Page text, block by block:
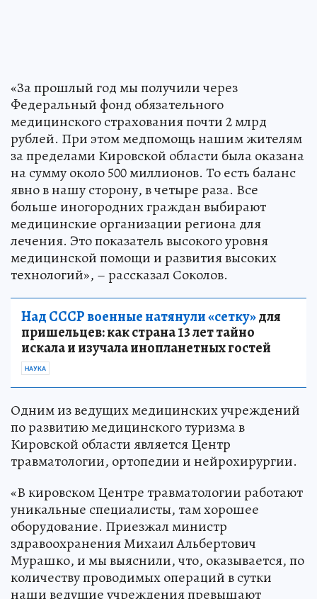
«За прошлый год мы получили через
Федеральный фонд обязательного
медицинского страхования почти 2 млрд
рублей. При этом медпомощь нашим жителям
за пределами Кировской области была оказана
на сумму около 500 миллионов. То есть баланс
явно в нашу сторону, в четыре раза. Все
больше иногородних граждан выбирают
медицинские организации региона для
лечения. Это показатель высокого уровня
медицинской помощи и развития высоких
технологий», – рассказал Соколов.
Над СССР военные натянули «сетку»для
пришельцев: как страна 13 лет тайно
искала и изучала инопланетных гостей
НАУКА
Одним из ведущих медицинских учреждений
по развитию медицинского туризма в
Кировской области является Центр
травматологии, ортопедии и нейрохирургии.
«В кировском Центре травматологии работают
уникальные специалисты, там хорошее
оборудование. Приезжал министр
здравоохранения Михаил Альбертович
Мурашко, и мы выяснили, что, оказывается, по
количеству проводимых операций в сутки
наши ведущие учреждения превышают